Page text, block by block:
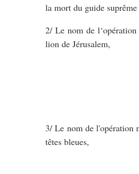
la mort du guide
2/ Le nom de
lion de Jérusalem,
3/ Le nom de l'opération
têtes bleues,